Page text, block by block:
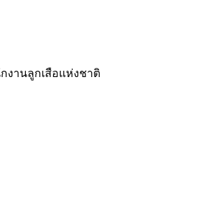
งานลูกเสือแห่งชาติ